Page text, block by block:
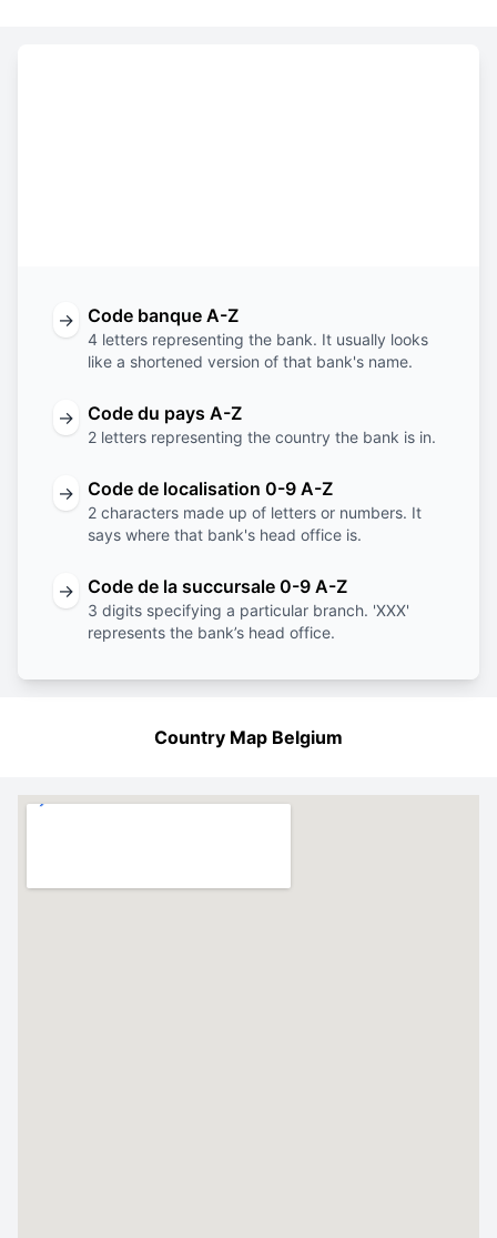
→ Code banque A-Z
4 letters representing the bank. It usually looks
like a shortened version of that bank's name.
→ Code du pays A-Z
2 letters representing the country the bank is in.
→ Code de localisation 0-9 A-Z
2 characters made up of letters or numbers. It
says where that bank's head office is.
→ Code de la succursale 0-9 A-Z
3 digits specifying a particular branch. 'XXX'
represents the bank’s head office.
Country Map Belgium